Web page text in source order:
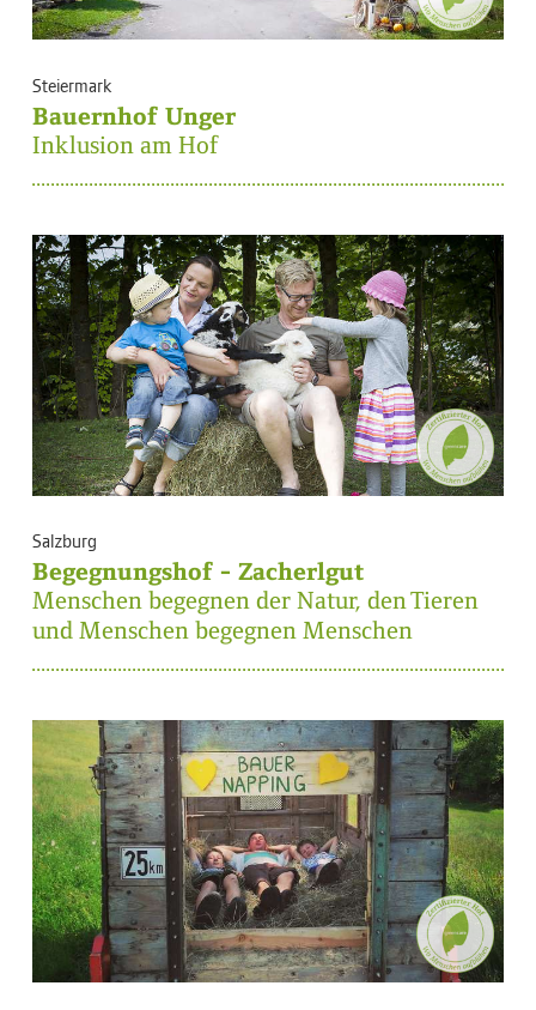
Steiermark
Bauernhof Unger
Inklusion am Hof
Salzburg
Begegnungshof - Zacherlgut
Menschen begegnen der Natur, den Tieren
und Menschen begegnen Menschen